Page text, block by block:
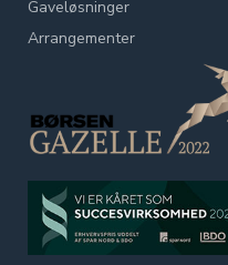
Gaveløsninger
Arrangementer